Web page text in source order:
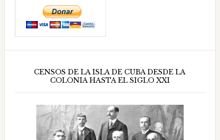
CENSOS DE LA ISLA DE CUBA DESDE LA
COLONIA HASTA EL SIGLO XXI